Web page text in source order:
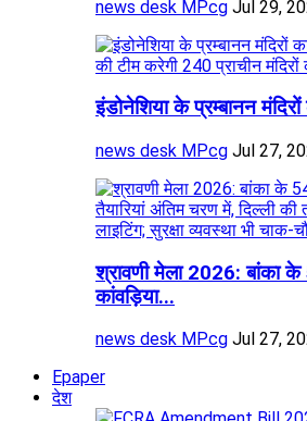
news desk MPcg Jul 29,
इंडोनेशिया के प्रम्बानन
news desk MPcg Jul 27,
श्रावणी मेला 2026: बांका
कांवड़िया...
news desk MPcg Jul 27,
Epaper
देश